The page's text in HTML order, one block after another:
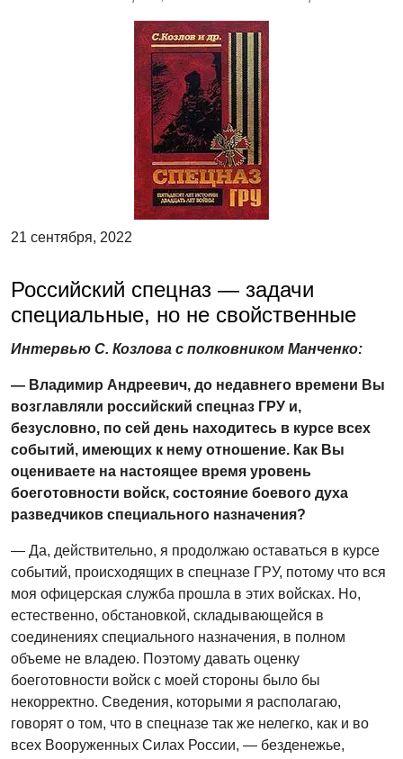
21 сентября, 2022
Российский спецназ — задачи
специальные, но не свойственные
Интервью С. Козлова с полковником Манченко:
— Владимир Андреевич, до недавнего времени Вы
возглавляли российский спецназ ГРУ и,
безусловно, по сей день находитесь в курсе всех
событий, имеющих к нему отношение. Как Вы
оцениваете на настоящее время уровень
боеготовности войск, состояние боевого духа
разведчиков специального назначения?
— Да, действительно, я продолжаю оставаться в курсе
событий, происходящих в спецназе ГРУ, потому что вся
моя офицерская служба прошла в этих войсках. Но,
естественно, обстановкой, складывающейся в
соединениях специального назначения, в полном
объеме не владею. Поэтому давать оценку
боеготовности войск с моей стороны было бы
некорректно. Сведения, которыми я располагаю,
говорят о том, что в спецназе так же нелегко, как и во
всех Вооруженных Силах России, — безденежье,